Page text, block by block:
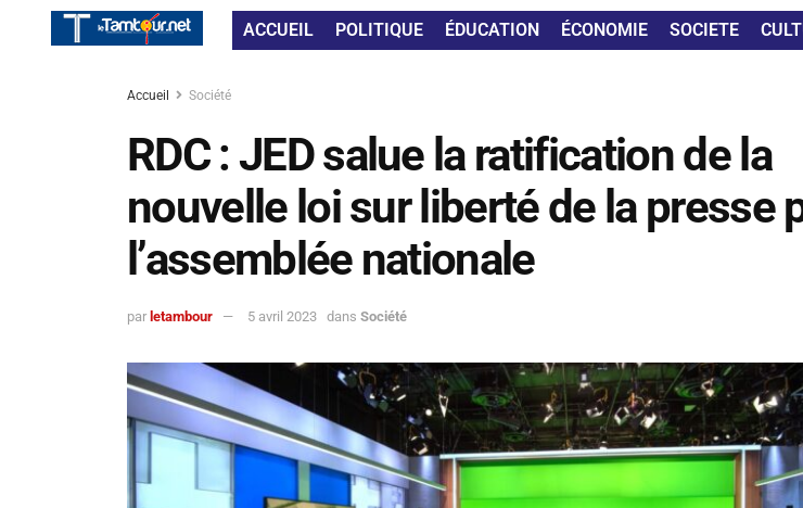
ACCUEIL POLITIQUE ÉDUCATION ÉCONOMIE SOCIETE
Accueil Société
RDC : JED salue la ratification de la
nouvelle loi sur liberté de la presse
l’assemblée nationale
par letambour 5 avril 2023 dans Société